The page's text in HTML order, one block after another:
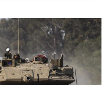
Bénin
Aliko